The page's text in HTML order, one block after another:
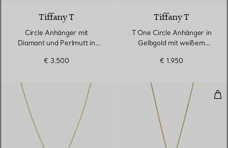
Tiffany T
Circle Anhänger mit
Diamant und Perlmutt in
€ 3.500
Tiffany T
T One Circle Anhänger in
Gelbgold mit weißem
€ 1.950